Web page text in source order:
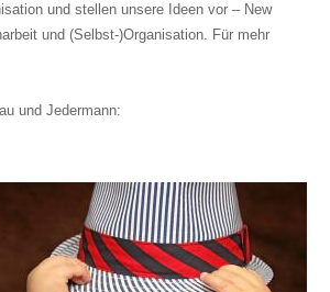
und stellen unsere Ideen vor – New
und (Selbst-)Organisation. Für mehr
und Jedermann: